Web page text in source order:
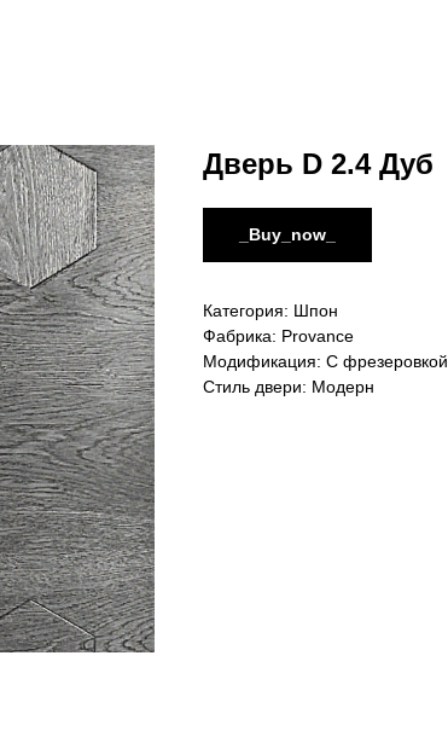
Дверь D 2.4 Дуб
_Buy_now_
Категория: Шпон
Фабрика: Provance
Модификация: С фрезеровкой
Стиль двери: Модерн